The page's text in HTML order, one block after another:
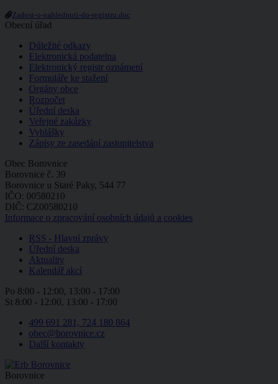
Zadost-o-nahlednuti-do-registru.doc
Obecní úřad
Důležité odkazy
Elektronická podatelna
Elektronický registr oznámení
Formuláře ke stažení
Orgány obce
Rozpočet
Úřední deska
Veřejné zakázky
Vyhlášky
Zápisy ze zasedání zastupitelstva
Obec Borovnice
Borovnice č. 39
Borovnice u Staré Paky, 544 77
IČO: 00580210
DIČ: CZ00580210
Informace o zpracování osobních údajů a cookies
RSS - Hlavní zprávy
Úřední deska
Aktuality
Kalendář akcí
Po 8:00 - 12:00, 13:00 - 17:00
St 8:00 - 12:00, 13:00 - 17:00
499 691 281, 724 180 864
obec@borovnice.cz
Další kontakty
Borovnice